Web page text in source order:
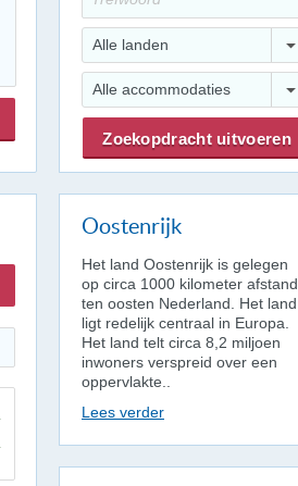
Alle landen
Alle accommodaties
Oostenrijk
Het land Oostenrijk is gelegen
op circa 1000 kilometer afstand
ten oosten Nederland. Het land
ligt redelijk centraal in Europa.
Het land telt circa 8,2 miljoen
inwoners verspreid over een
oppervlakte..
Lees verder